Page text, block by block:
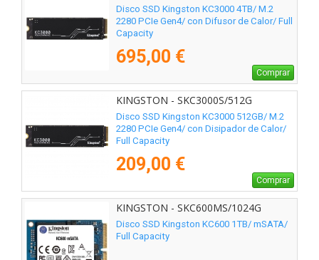
Disco SSD Kingston KC3000 4TB/ M.2
2280 PCIe Gen4/ con Difusor de Calor/ Full
Capacity
695,00 €
Comprar
KINGSTON - SKC3000S/512G
Disco SSD Kingston KC3000 512GB/ M.2
2280 PCIe Gen4/ con Disipador de Calor/
Full Capacity
209,00 €
Comprar
KINGSTON - SKC600MS/1024G
Disco SSD Kingston KC600 1TB/ mSATA/
Full Capacity